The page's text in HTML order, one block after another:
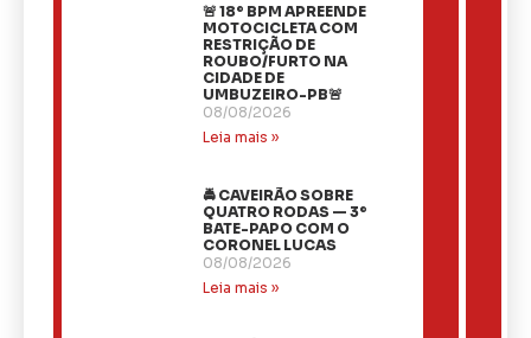
🚨 18º BPM APREENDE
MOTOCICLETA COM
RESTRIÇÃO DE
ROUBO/FURTO NA
CIDADE DE
UMBUZEIRO-PB🚨
08/08/2026
Leia mais »
🚔 CAVEIRÃO SOBRE
QUATRO RODAS — 3º
BATE-PAPO COM O
CORONEL LUCAS
08/08/2026
Leia mais »